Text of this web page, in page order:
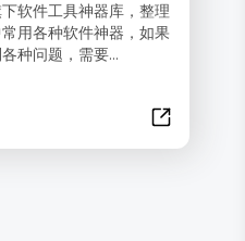
软件工具神器库，整理
用各种软件神器，如果
种问题，需要...
365个精选